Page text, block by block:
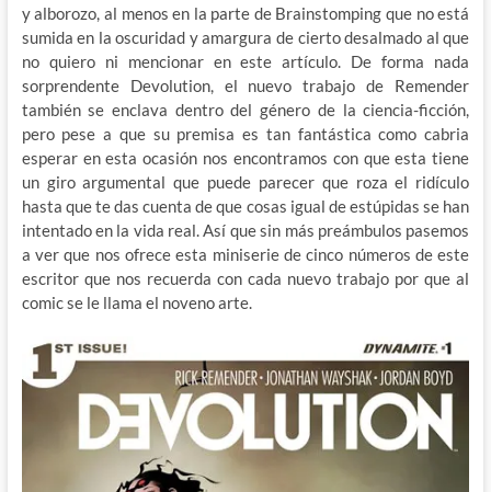
y alborozo, al menos en la parte de Brainstomping que no está
sumida en la oscuridad y amargura de cierto desalmado al que
no quiero ni mencionar en este artículo. De forma nada
sorprendente Devolution, el nuevo trabajo de Remender
también se enclava dentro del género de la ciencia-ficción,
pero pese a que su premisa es tan fantástica como cabria
esperar en esta ocasión nos encontramos con que esta tiene
un giro argumental que puede parecer que roza el ridículo
hasta que te das cuenta de que cosas igual de estúpidas se han
intentado en la vida real. Así que sin más preámbulos pasemos
a ver que nos ofrece esta miniserie de cinco números de este
escritor que nos recuerda con cada nuevo trabajo por que al
comic se le llama el noveno arte.